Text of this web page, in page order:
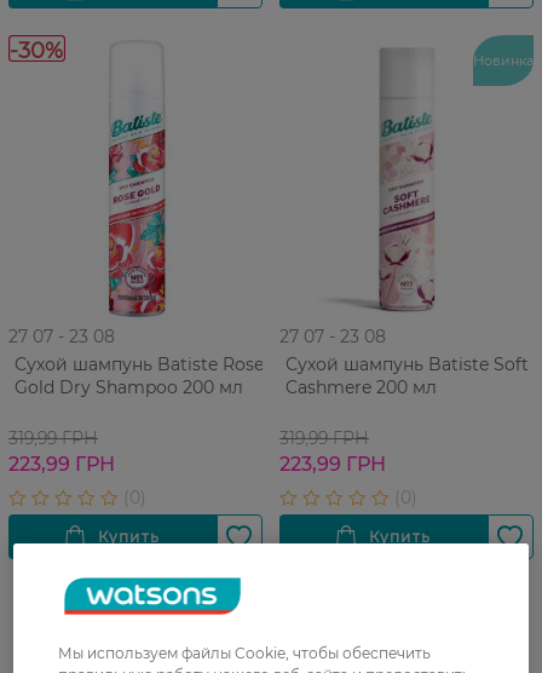
-30%
27 07 - 23 08
Сухой шампунь Batiste Rose
Gold Dry Shampoo 200 мл
319,99 ГРН
223,99 ГРН
Новинка
27 07 - 23 08
Сухой шампунь Batiste Soft
Cashmere 200 мл
319,99 ГРН
223,99 ГРН
Мы используем файлы Cookie, чтобы обеспечить